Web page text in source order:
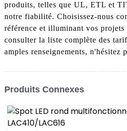
produits, telles que UL, ETL et
notre fiabilité. Choisissez-nous
référence et illuminant vos projets
consulter la liste complète des
amples renseignements, n'hésitez
Produits Connexes